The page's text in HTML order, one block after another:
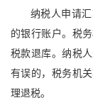
纳税人申请
的银行账户。税
税款退库。纳税
有误的，税务机
理退税。